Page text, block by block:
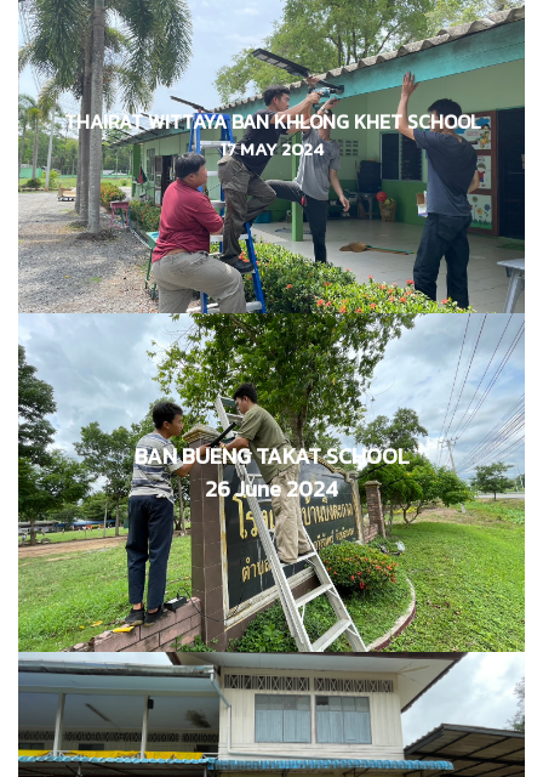
THAIRAT WITTAYA BAN KHLONG KHET SCHOOL
17 MAY 2024
โรงเรียนไทยรัฐวิทยา 43 (บ้านคลองเขต)
17 พฤษาคม 2024
BAN BUENG TAKAT SCHOOL
26 June 2024
โรงเรียนบ้านบึงตากาด
26 มิถุนายน 2567